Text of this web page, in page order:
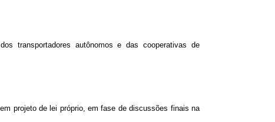
transportadores autônomos e das cooperativas de
projeto de lei próprio, em fase de discussões finais na